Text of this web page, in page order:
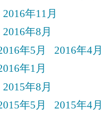
2016年11月
2016年8月
年5月
2016年4月
年1月
2015年8月
年5月
2015年4月